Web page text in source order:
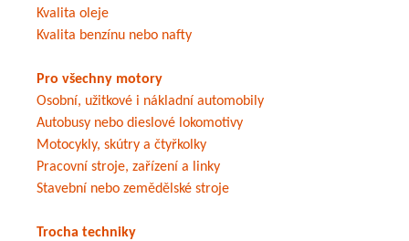
Kvalita oleje
Kvalita benzínu nebo nafty
Pro všechny motory
Osobní, užitkové i nákladní automobily
Autobusy nebo dieslové lokomotivy
Motocykly, skútry a čtyřkolky
Pracovní stroje, zařízení a linky
Stavební nebo zemědělské stroje
Trocha techniky